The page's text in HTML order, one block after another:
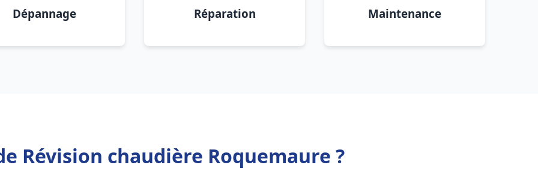
Dépannage Réparation Maintenance
Révision chaudière Roquemaure ?